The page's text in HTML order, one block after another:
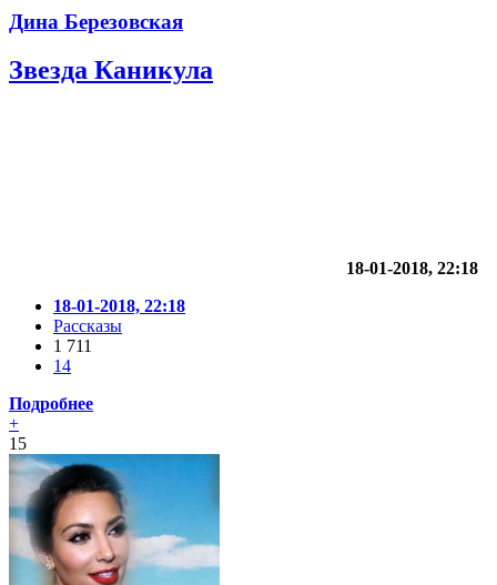
Дина Березовская
Звезда Каникула
18-01-2018, 22:18
18-01-2018, 22:18
Рассказы
1 711
14
Подробнее
+
15